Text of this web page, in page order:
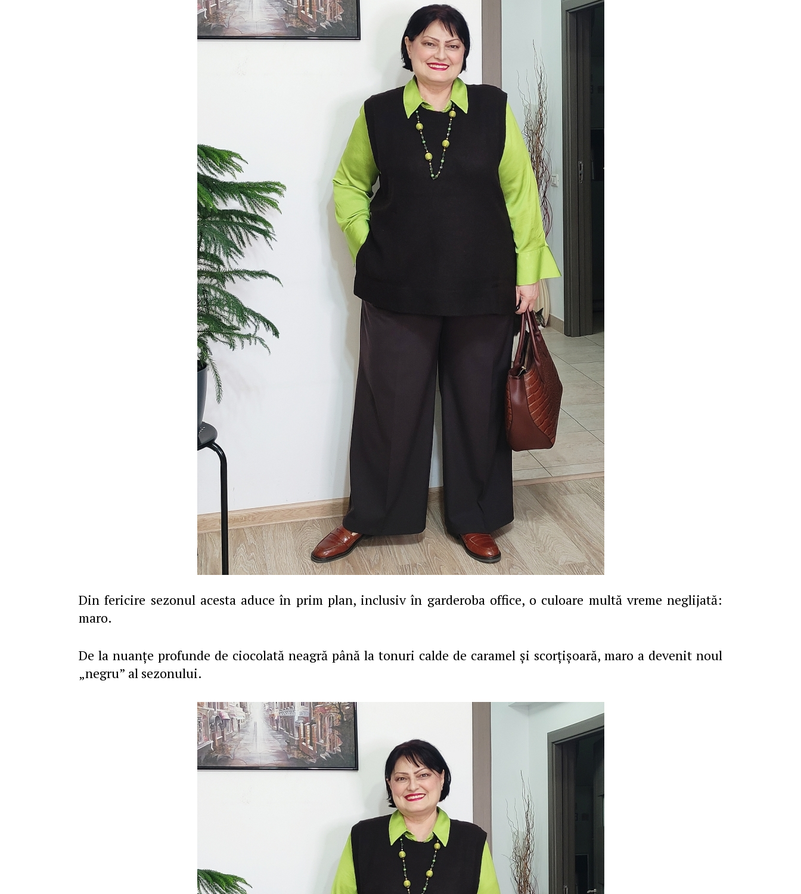
Din fericire sezonul acesta aduce în prim plan, inclusiv în garderoba office, o culoare multă vreme neglijată:
maro.
De la nuanţe profunde de ciocolată neagră până la tonuri calde de caramel şi scorţişoară, maro a devenit noul
„negru” al sezonului.